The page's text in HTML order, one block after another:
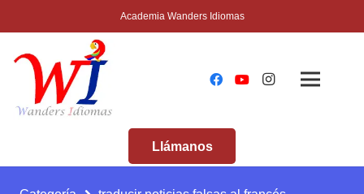
Academia Wanders Idiomas
Llámanos